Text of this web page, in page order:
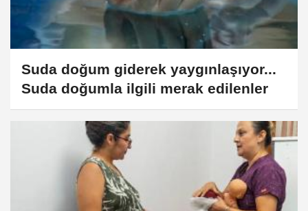
Suda doğum giderek yaygınlaşıyor...
Suda doğumla ilgili merak edilenler